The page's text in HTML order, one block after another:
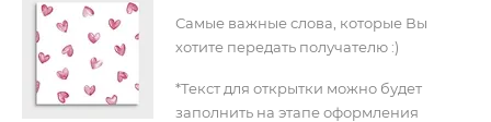
Самые важные слова, которые Вы
хотите передать получателю :)
*Текст для открытки можно будет
заполнить на этапе оформления